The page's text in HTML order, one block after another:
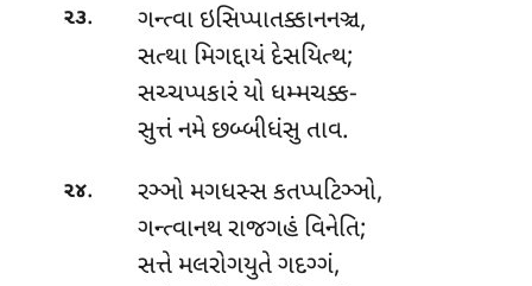
૨૩.
ગન્ત્વા ઇસિપ્પાતક્કાનનઞ્ચ,
સત્થા મિગદ્દાયં દેસયિત્થ;
સચ્ચપ્પકારં યો ધમ્મચક્ક-
સુત્તં નમે છબ્બીધંસુ તાવ.
૨૪.
રઞ્ઞો મગધસ્સ કતપ્પટિઞ્ઞો,
ગન્ત્વાનથ રાજગહં વિનેતિ;
સત્તે મલરોગયુતે ગદગ્ગં,